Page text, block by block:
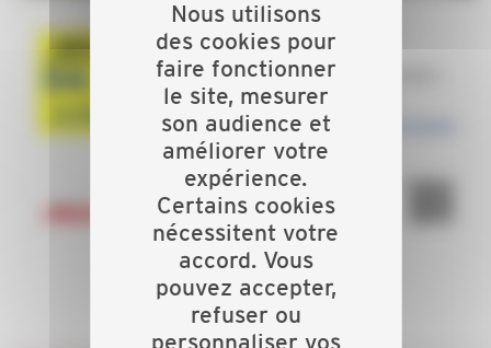
Nous utilisons
des cookies pour
faire fonctionner
le site, mesurer
son audience et
améliorer votre
expérience.
Certains cookies
nécessitent votre
accord. Vous
pouvez accepter,
refuser ou
personnaliser vos